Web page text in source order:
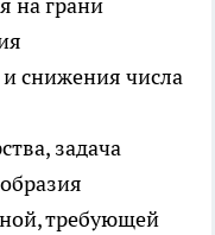
на грани
снижения числа
задача
требующей